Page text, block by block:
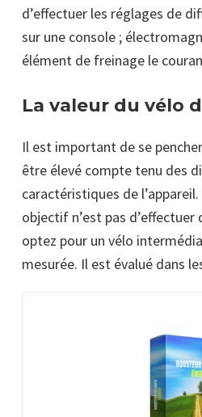
d’effectuer les réglages de
sur une console ;
élément de freinage le
La valeur du vélo
Il est important de se
être élevé compte tenu des
caractéristiques de
objectif n’est pas d’effectuer
optez pour un vélo
mesurée. Il est évalué dans